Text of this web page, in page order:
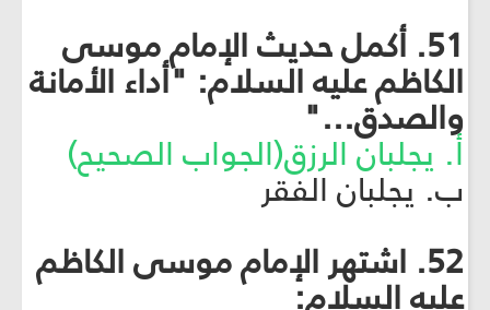
51. أكمل حديث الإمام موسى
الكاظم عليه السلام: "أداء الأمانة
والصدق..."
أ. يجلبان الرزق(الجواب الصحيح)
ب. يجلبان الفقر
52. اشتهر الإمام موسى الكاظم
عليه السلام: